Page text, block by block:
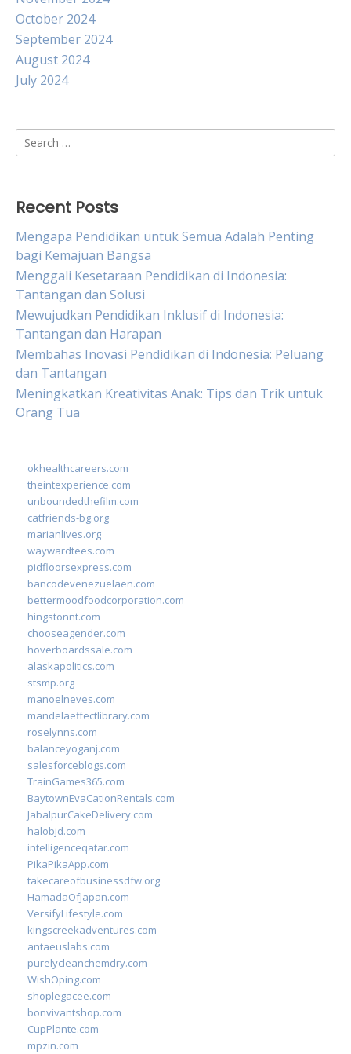
October 2024
September 2024
August 2024
July 2024
Search
for:
Recent Posts
Mengapa Pendidikan untuk Semua Adalah Penting
bagi Kemajuan Bangsa
Menggali Kesetaraan Pendidikan di Indonesia:
Tantangan dan Solusi
Mewujudkan Pendidikan Inklusif di Indonesia:
Tantangan dan Harapan
Membahas Inovasi Pendidikan di Indonesia: Peluang
dan Tantangan
Meningkatkan Kreativitas Anak: Tips dan Trik untuk
Orang Tua
okhealthcareers.com
theintexperience.com
unboundedthefilm.com
catfriends-bg.org
marianlives.org
waywardtees.com
pidfloorsexpress.com
bancodevenezuelaen.com
bettermoodfoodcorporation.com
hingstonnt.com
chooseagender.com
hoverboardssale.com
alaskapolitics.com
stsmp.org
manoelneves.com
mandelaeffectlibrary.com
roselynns.com
balanceyoganj.com
salesforceblogs.com
TrainGames365.com
BaytownEvaCationRentals.com
JabalpurCakeDelivery.com
halobjd.com
intelligenceqatar.com
PikaPikaApp.com
takecareofbusinessdfw.org
HamadaOfJapan.com
VersifyLifestyle.com
kingscreekadventures.com
antaeuslabs.com
purelycleanchemdry.com
WishOping.com
shoplegacee.com
bonvivantshop.com
CupPlante.com
mpzin.com